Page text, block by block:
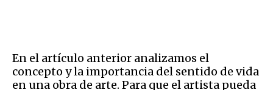
En el artículo anterior analizamos el
concepto y la importancia del sentido de vida
en una obra de arte. Para que el artista pueda